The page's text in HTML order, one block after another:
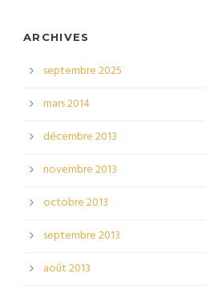
ARCHIVES
septembre 2025
mars 2014
décembre 2013
novembre 2013
octobre 2013
septembre 2013
août 2013